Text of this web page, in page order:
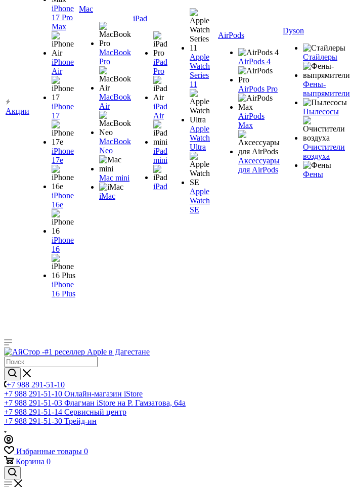
Акции
iPhone
17 Pro
Max
iPhone
Air
iPhone
17
iPhone
17e
iPhone
16e
iPhone
16
iPhone
16 Plus
Mac
MacBook
Pro
MacBook
Air
MacBook
Neo
Mac mini
iMac
iPad
iPad
Pro
iPad
Air
iPad
mini
iPad
Apple
Watch
Series
11
Apple
Watch
Ultra
Apple
Watch
SE
AirPods
AirPods 4
AirPods Pro
AirPods
Max
Аксессуары
для AirPods
Dyson
Стайлеры
Фены-
выпрямители
Пылесосы
Очистители
воздуха
Фены
+7 988 291-51-10
+7 988 291-51-10 Онлайн-магазин iStore
+7 988 291-51-03 Флагман iStore на Р. Гамзатова, 64а
+7 988 291-51-14 Сервисный центр
+7 988 291-51-30 Трейд-ин
Избранные товары 0
Корзина 0